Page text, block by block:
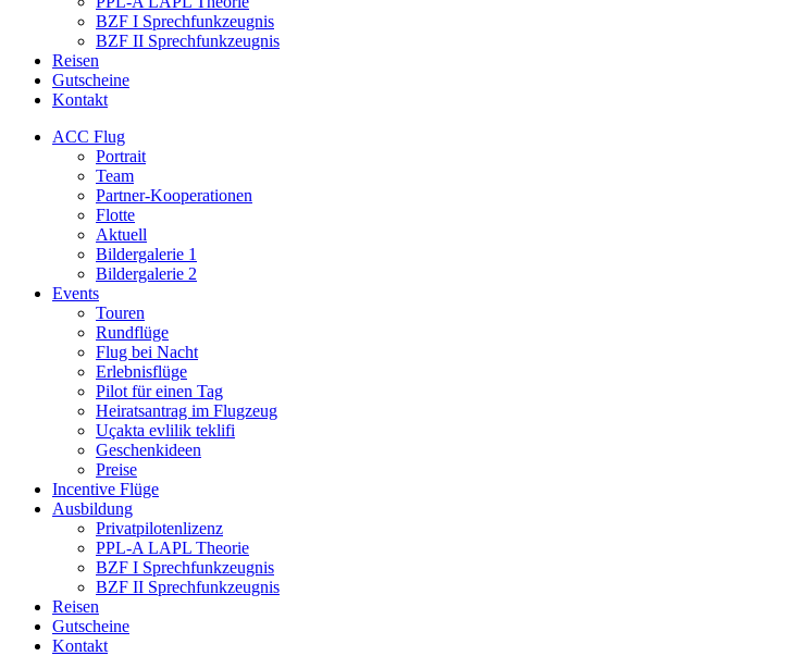
BZF I Sprechfunkzeugnis
BZF II Sprechfunkzeugnis
Reisen
Gutscheine
Kontakt
ACC Flug
Portrait
Team
Partner-Kooperationen
Flotte
Aktuell
Bildergalerie 1
Bildergalerie 2
Events
Touren
Rundflüge
Flug bei Nacht
Erlebnisflüge
Pilot für einen Tag
Heiratsantrag im Flugzeug
Uçakta evlilik teklifi
Geschenkideen
Preise
Incentive Flüge
Ausbildung
Privatpilotenlizenz
PPL-A LAPL Theorie
BZF I Sprechfunkzeugnis
BZF II Sprechfunkzeugnis
Reisen
Gutscheine
Kontakt